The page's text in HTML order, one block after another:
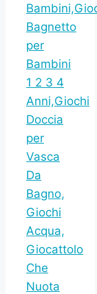
Bagnetto
per
Bambini
1 2 3 4
Anni,Giochi
Doccia
per
Vasca
Da
Bagno,
Giochi
Acqua,
Giocattolo
Che
Nuota